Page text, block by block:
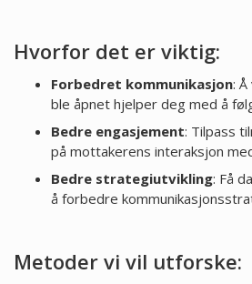
Hvorfor det er viktig:
Forbedret kommunikasjon:
ble åpnet hjelper deg med å
Bedre engasjement: Tilpass
på mottakerens interaksjon
Bedre strategiutvikling: Få
å forbedre
Metoder vi vil utforske: